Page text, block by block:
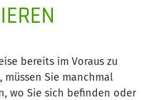
bereits im Voraus zu
müssen Sie manchmal
wo Sie sich befinden oder